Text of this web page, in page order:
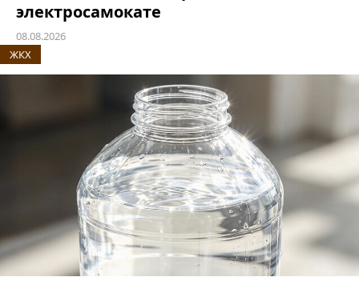
электросамокате
08.08.2026
ЖКХ